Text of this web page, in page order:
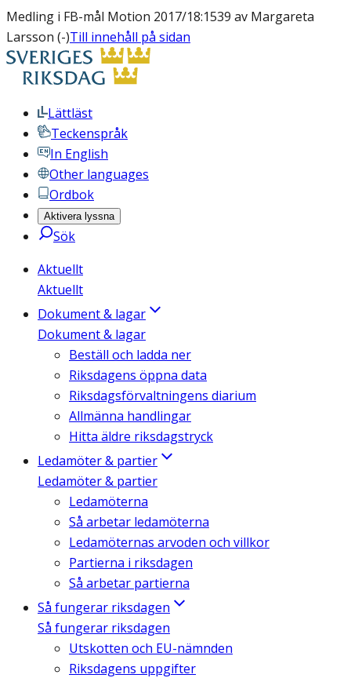
Medling i FB-mål Motion 2017/18:1539 av Margareta
Larsson (-)Till innehåll på sidan
Lättläst
Teckenspråk
In English
Other languages
Ordbok
Aktivera lyssna
Sök
Aktuellt
Aktuellt
Dokument & lagar
Dokument & lagar
Beställ och ladda ner
Riksdagens öppna data
Riksdagsförvaltningens diarium
Allmänna handlingar
Hitta äldre riksdagstryck
Ledamöter & partier
Ledamöter & partier
Ledamöterna
Så arbetar ledamöterna
Ledamöternas arvoden och villkor
Partierna i riksdagen
Så arbetar partierna
Så fungerar riksdagen
Så fungerar riksdagen
Utskotten och EU-nämnden
Riksdagens uppgifter